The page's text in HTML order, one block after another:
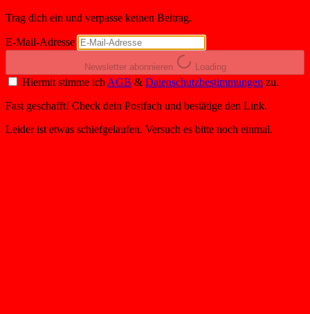
Trag dich ein und verpasse keinen Beitrag.
E-Mail-Adresse
Newsletter abonnieren Loading
Hiermit stimme ich AGB & Datenschutzbestimmungen zu.
Fast geschafft! Check dein Postfach und bestätige den Link.
Leider ist etwas schiefgelaufen. Versuch es bitte noch einmal.